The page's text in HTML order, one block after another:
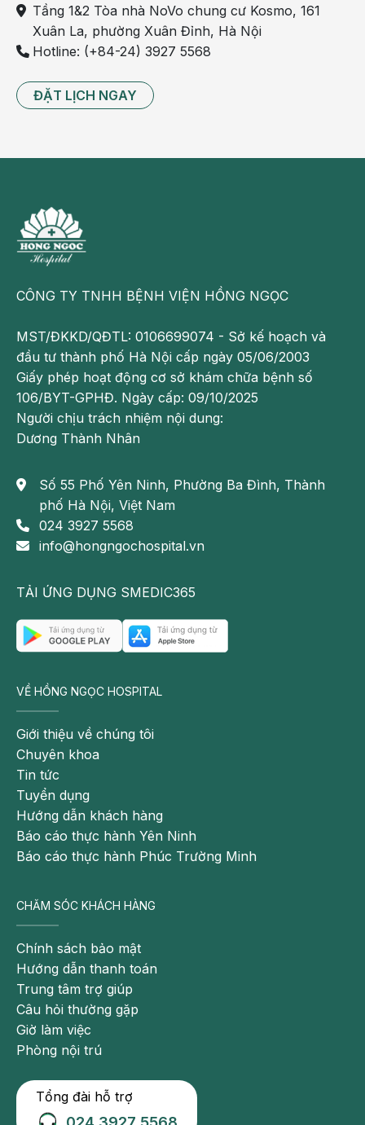
Tầng 1&2 Tòa nhà NoVo chung cư Kosmo, 161
Xuân La, phường Xuân Đỉnh, Hà Nội
Hotline: (+84-24) 3927 5568
ĐẶT LỊCH NGAY
CÔNG TY TNHH BỆNH VIỆN HỒNG NGỌC
MST/ĐKKD/QĐTL: 0106699074 - Sở kế hoạch và
đầu tư thành phố Hà Nội cấp ngày 05/06/2003
Giấy phép hoạt động cơ sở khám chữa bệnh số
106/BYT-GPHĐ. Ngày cấp: 09/10/2025
Người chịu trách nhiệm nội dung:
Dương Thành Nhân
Số 55 Phố Yên Ninh, Phường Ba Đình, Thành
phố Hà Nội, Việt Nam
024 3927 5568
info@hongngochospital.vn
TẢI ỨNG DỤNG SMEDIC365
VỀ HỒNG NGỌC HOSPITAL
Giới thiệu về chúng tôi
Chuyên khoa
Tin tức
Tuyển dụng
Hướng dẫn khách hàng
Báo cáo thực hành Yên Ninh
Báo cáo thực hành Phúc Trường Minh
CHĂM SÓC KHÁCH HÀNG
Chính sách bảo mật
Hướng dẫn thanh toán
Trung tâm trợ giúp
Câu hỏi thường gặp
Giờ làm việc
Phòng nội trú
Tổng đài hỗ trợ